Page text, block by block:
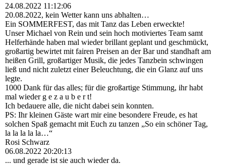
24.08.2022 11:12:06
20.08.2022, kein Wetter kann uns abhalten…
Ein SOMMERFEST, das mit Tanz das Leben erweckte!
Unser Michael von Rein und sein hoch motiviertes Team samt
Helferhände haben mal wieder brillant geplant und geschmückt,
großartig bewirtet mit fairen Preisen an der Bar und standhaft am
heißen Grill, großartiger Musik, die jedes Tanzbein schwingen
ließ und nicht zuletzt einer Beleuchtung, die ein Glanz auf uns
legte.
1000 Dank für das alles; für die großartige Stimmung, ihr habt
mal wieder g e z a u b e r t!
Ich bedauere alle, die nicht dabei sein konnten.
PS: Ihr kleinen Gäste wart mir eine besondere Freude, es hat
solchen Spaß gemacht mit Euch zu tanzen „So ein schöner Tag,
la la la la la…“
Rosi Schwarz
06.08.2022 20:20:13
... und gerade ist sie auch wieder da.